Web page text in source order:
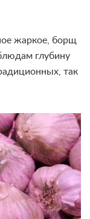
жаркое, борщ
глубину
так